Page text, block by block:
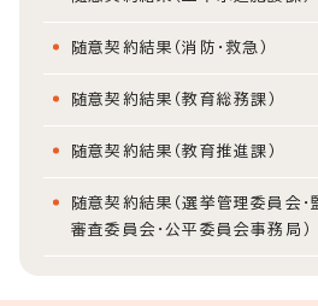
随意契約結果（消防・救急）
随意契約結果（教育総務課）
随意契約結果（教育推進課）
随意契約結果（選挙管理委員会
審査委員会・公平委員会事務局）